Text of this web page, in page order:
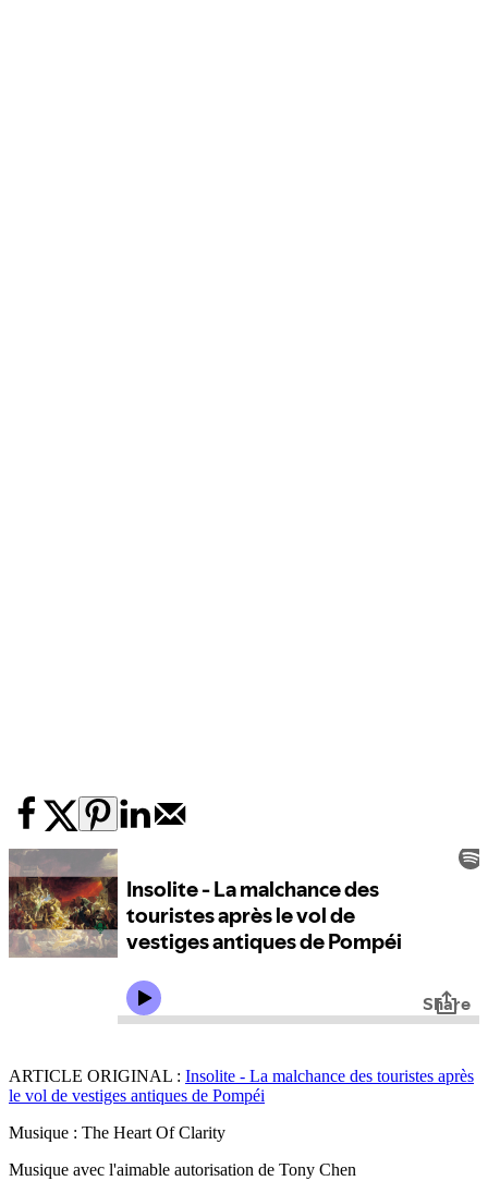
ARTICLE ORIGINAL : Insolite - La malchance des touristes après
le vol de vestiges antiques de Pompéi
Musique : The Heart Of Clarity
Musique avec l'aimable autorisation de Tony Chen